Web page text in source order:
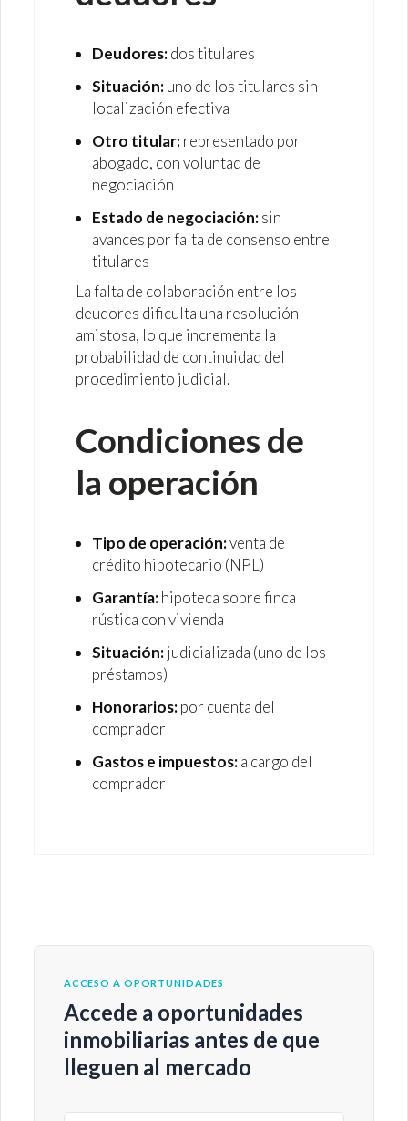
Deudores:dos titulares
Situación:uno de los titulares sin
localización efectiva
Otro titular:representado por
abogado, con voluntad de
negociación
Estado de negociación:sin
avances por falta de consenso entre
titulares
La falta de colaboración entre los
deudores dificulta una resolución
amistosa, lo que incrementa la
probabilidad de continuidad del
procedimiento judicial.
Condiciones de
la operación
Tipo de operación:venta de
crédito hipotecario (NPL)
Garantía:hipoteca sobre finca
rústica con vivienda
Situación:judicializada (uno de los
préstamos)
Honorarios:por cuenta del
comprador
Gastos e impuestos:a cargo del
comprador
ACCESO A OPORTUNIDADES
Accede a oportunidades
inmobiliarias antes de que
lleguen al mercado